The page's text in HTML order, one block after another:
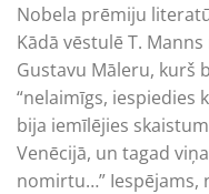
Nobela prēmiju
Kādā vēstulē T.
Gustavu Māleru, kurš
“nelaimīgs, iespiedies
bija iemīlējies
Venēcijā, un tagad
nomirtu…” Iespējams,